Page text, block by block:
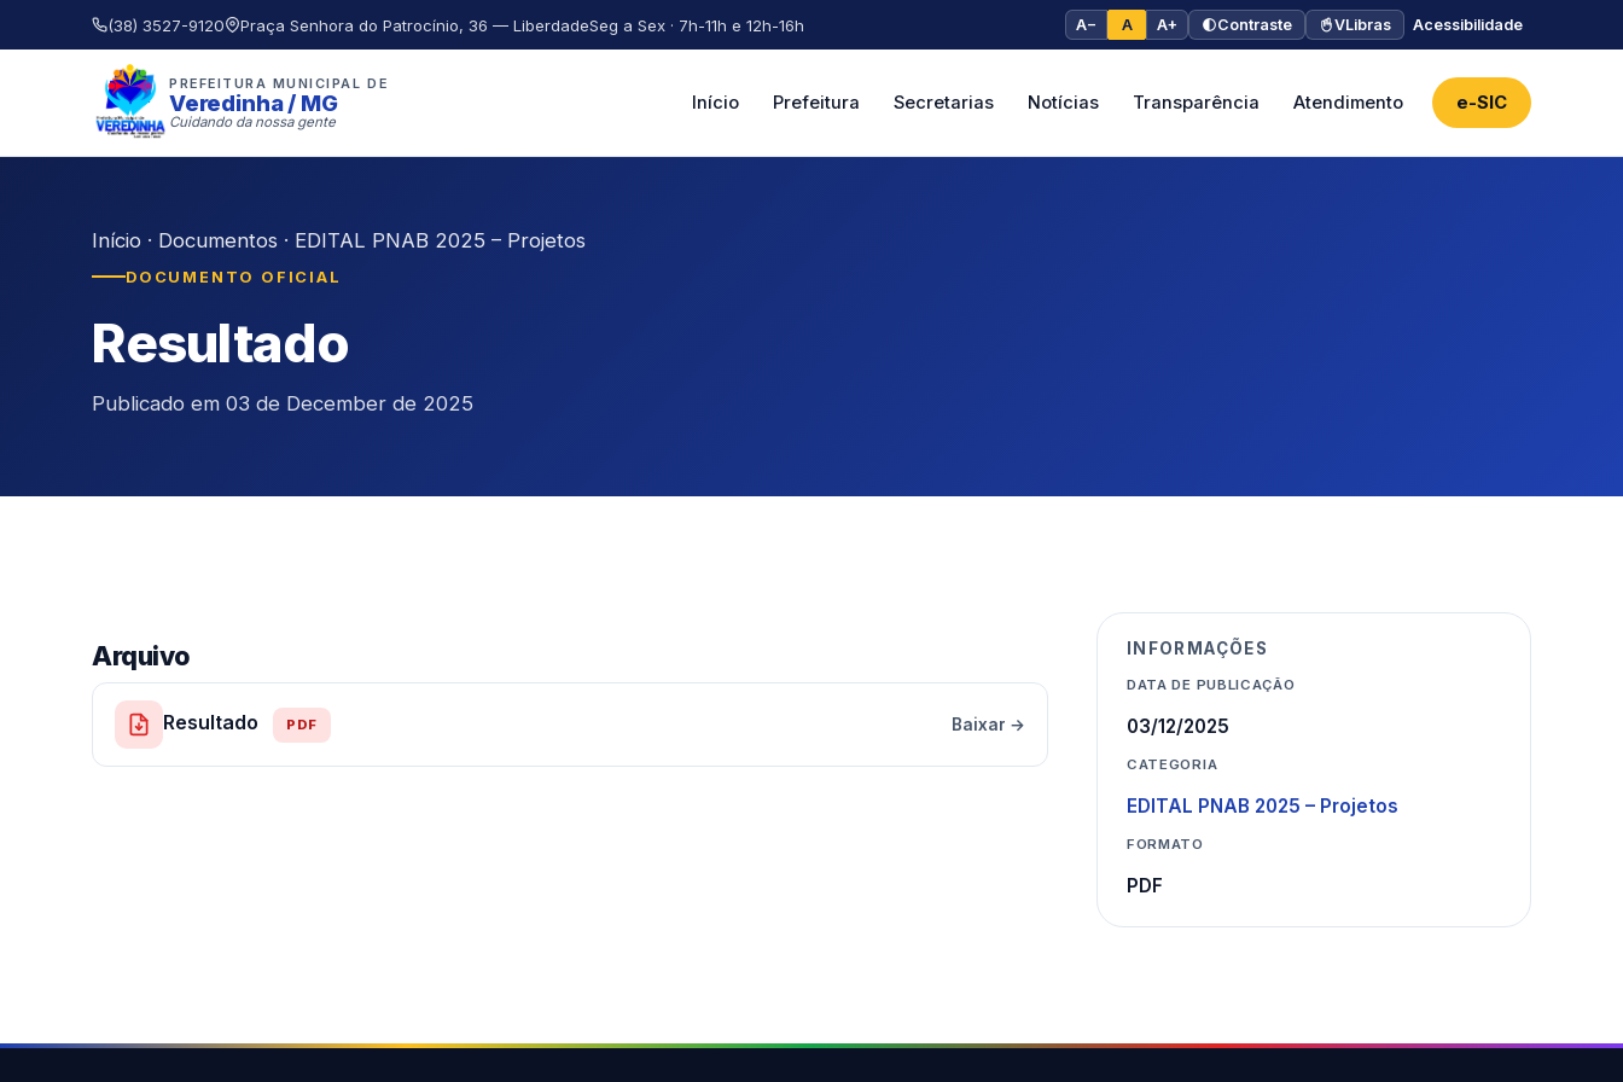
(38) 3527-9120 Praça Senhora do Patrocínio, 36 — LiberdadeSeg a Sex · 7h-11h e 12h-16h A− A A+ Contraste VLibras Acessibilidade
PREFEITURA MUNICIPAL DE
Veredinha / MG
Cuidando da nossa gente
Início Prefeitura Secretarias Notícias Transparência Atendimento e-SIC
Início · Documentos · EDITAL PNAB 2025 – Projetos
DOCUMENTO OFICIAL
Resultado
Publicado em 03 de December de 2025
Arquivo
Resultado PDF Baixar →
INFORMAÇÕES
DATA DE PUBLICAÇÃO
03/12/2025
CATEGORIA
EDITAL PNAB 2025 – Projetos
FORMATO
PDF